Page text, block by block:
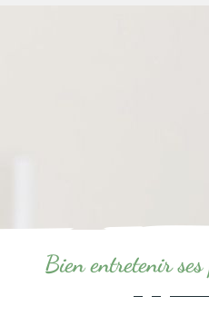
Bien entretenir